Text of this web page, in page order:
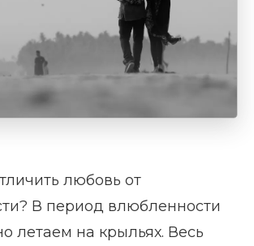
любовь от
В период влюбленности
летаем на крыльях. Весь